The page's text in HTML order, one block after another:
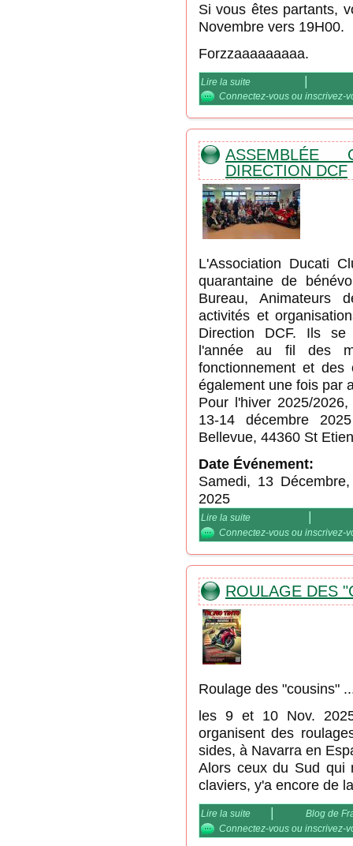
Si vous êtes partants,
Novembre vers 19H00.
Forzzaaaaaaaaa.
Lire la suite
Connectez-vous ou inscrivez-
ASSEMBLÉE
DIRECTION DCF
L'Association Ducati
quarantaine de
Bureau, Animateurs
activités et
Direction DCF. Ils se
l'année au fil des
fonctionnement et des
également une fois par
Pour l'hiver 2025/
13-14 décembre
Bellevue, 44360 St
Date Événement:
Samedi, 13
2025
Lire la suite
Connectez-vous ou inscrivez-
ROULAGE DES
Roulage des "cousins"
les 9 et 10 Nov.
organisent des
sides, à Navarra en
Alors ceux du Sud qui
claviers, y'a encore de
Lire la suite de Roulage des
|Blog de
Connectez-vous ou inscrivez-